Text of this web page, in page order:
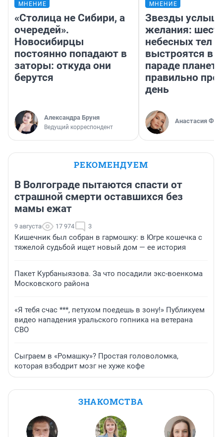
МНЕНИЕ
«Столица не Сибири, а
очередей».
Новосибирцы
постоянно попадают в
заторы: откуда они
берутся
Александра Бруня
Ведущий корреспондент
МНЕНИЕ
Звезды
желания:
небесных тел
выстроятся в
параде планет
правильно
день
Анастасия
РЕКОМЕНДУЕМ
В Волгограде пытаются спасти от
страшной смерти оставшихся без
мамы ежат
9 августа 17 974 3
Кишечник был собран в гармошку: в Югре кошечка с
тяжелой судьбой ищет новый дом — ее история
Пакет Курбаныязова. За что посадили экс-военкома
Московского района
«Я тебя счас ***, петухом поедешь в зону!» Публикуем
видео нападения уральского гопника на ветерана
СВО
Сыграем в «Ромашку»? Простая головоломка,
которая взбодрит мозг не хуже кофе
ЗНАКОМСТВА